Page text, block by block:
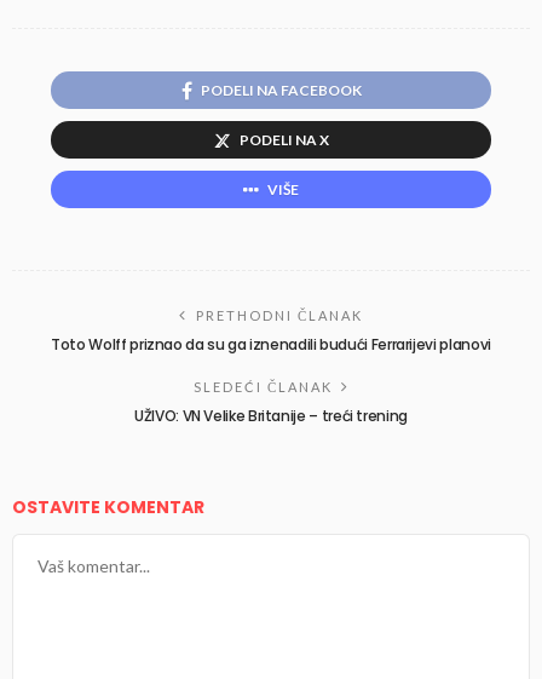
PODELI NA FACEBOOK
PODELI NA X
VIŠE
PRETHODNI ČLANAK
Toto Wolff priznao da su ga iznenadili budući Ferrarijevi planovi
SLEDEĆI ČLANAK
UŽIVO: VN Velike Britanije – treći trening
OSTAVITE KOMENTAR